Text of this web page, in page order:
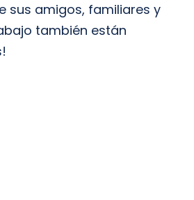
sus amigos, familiares y
también están